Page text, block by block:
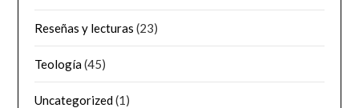
Reseñas y lecturas (23)
Teología(45)
Uncategorized(1)